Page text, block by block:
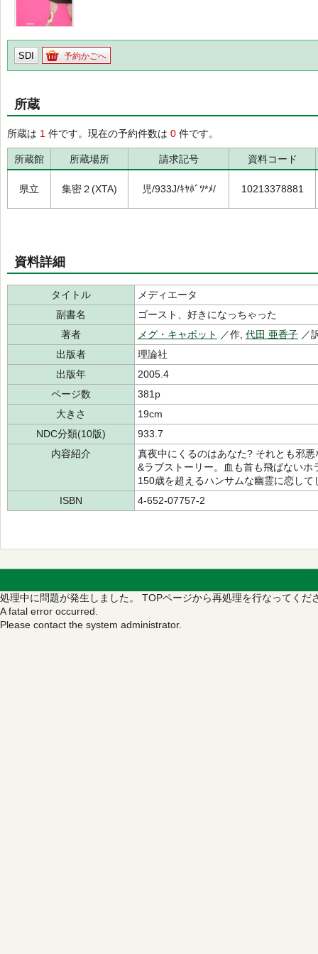
SDI 予約かごへ
所蔵
所蔵は 1 件です。現在の予約件数は 0 件です。
所蔵館 所蔵場所 請求記号 資料コード
県立 集密２(XTA) 児/933J/ｷﾔﾎﾞﾂ*ﾒ/ 10213378881
資料詳細
タイトル
メディエータ
副書名
ゴースト、好きになっちゃった
著者
メグ・キャボット ／作, 代田 亜香子 ／
出版者
理論社
出版年
2005.4
ページ数
381p
大きさ
19cm
NDC分類(10版)
933.7
内容紹介
真夜中にくるのはあなた? それとも邪
&ラブストーリー。血も首も飛ばない
150歳を超えるハンサムな幽霊に恋し
ISBN
4-652-07757-2
処理中に問題が発生しました。 TOPページから再処理を行なってくだ
A fatal error occurred.
Please contact the system administrator.